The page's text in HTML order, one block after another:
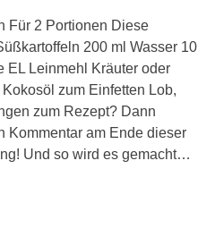
Für 2 Portionen Diese
200 ml Wasser 10
EL Leinmehl Kräuter oder
zum Einfetten Lob,
zum Rezept? Dann
Kommentar am Ende dieser
Und so wird es gemacht…